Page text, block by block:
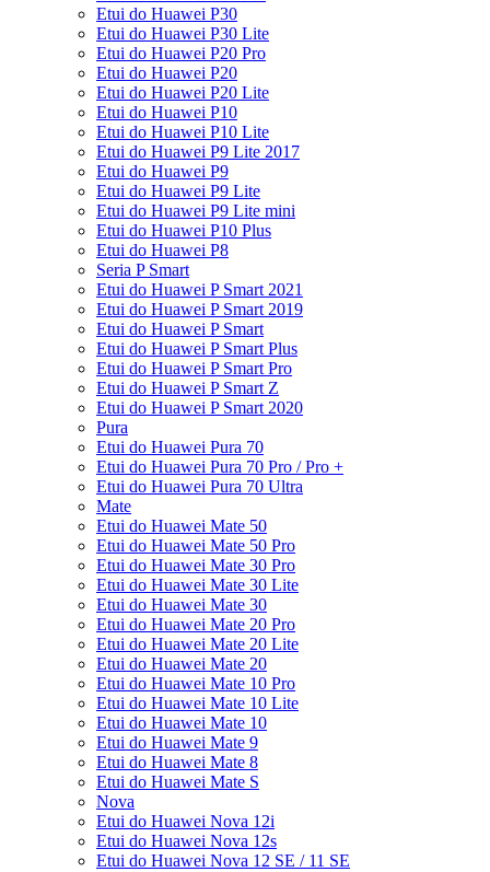
Etui do Huawei P30
Etui do Huawei P30 Lite
Etui do Huawei P20 Pro
Etui do Huawei P20
Etui do Huawei P20 Lite
Etui do Huawei P10
Etui do Huawei P10 Lite
Etui do Huawei P9 Lite 2017
Etui do Huawei P9
Etui do Huawei P9 Lite
Etui do Huawei P9 Lite mini
Etui do Huawei P10 Plus
Etui do Huawei P8
Seria P Smart
Etui do Huawei P Smart 2021
Etui do Huawei P Smart 2019
Etui do Huawei P Smart
Etui do Huawei P Smart Plus
Etui do Huawei P Smart Pro
Etui do Huawei P Smart Z
Etui do Huawei P Smart 2020
Pura
Etui do Huawei Pura 70
Etui do Huawei Pura 70 Pro / Pro +
Etui do Huawei Pura 70 Ultra
Mate
Etui do Huawei Mate 50
Etui do Huawei Mate 50 Pro
Etui do Huawei Mate 30 Pro
Etui do Huawei Mate 30 Lite
Etui do Huawei Mate 30
Etui do Huawei Mate 20 Pro
Etui do Huawei Mate 20 Lite
Etui do Huawei Mate 20
Etui do Huawei Mate 10 Pro
Etui do Huawei Mate 10 Lite
Etui do Huawei Mate 10
Etui do Huawei Mate 9
Etui do Huawei Mate 8
Etui do Huawei Mate S
Nova
Etui do Huawei Nova 12i
Etui do Huawei Nova 12s
Etui do Huawei Nova 12 SE / 11 SE